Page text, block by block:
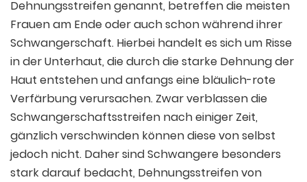
Dehnungsstreifen genannt, betreffen die meisten
Frauen am Ende oder auch schon während ihrer
Schwangerschaft. Hierbei handelt es sich um Risse
in der Unterhaut, die durch die starke Dehnung der
Haut entstehen und anfangs eine bläulich-rote
Verfärbung verursachen. Zwar verblassen die
Schwangerschaftsstreifen nach einiger Zeit,
gänzlich verschwinden können diese von selbst
jedoch nicht. Daher sind Schwangere besonders
stark darauf bedacht, Dehnungsstreifen von